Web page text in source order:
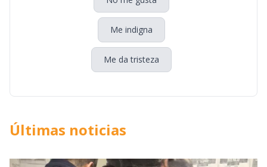
Me indigna
Me da tristeza
Últimas noticias